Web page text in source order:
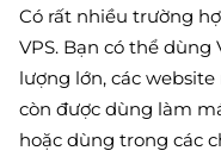
Có rất nhiều trường
VPS. Bạn có thể dùng
lượng lớn, các
còn được dùng làm
hoặc dùng trong các